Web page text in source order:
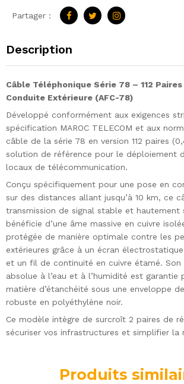
Partager :
Description
Câble Téléphonique Série 78 – 112
Conduite Extérieure (AFC-78)
Développé conformément aux exigences
spécification MAROC TELECOM et aux
câble de la série 78 en version 112 paires
solution de référence pour le déploiement
locaux de télécommunication.
Conçu spécifiquement pour une pose en
sur des distances allant jusqu’à 10 km, ce
transmission de signal stable et hautement
bénéficie d’une âme massive en cuivre
protégée de manière optimale contre les
extérieures grâce à un écran électrostatique
et un fil de continuité en cuivre étamé. Son
absolue à l’eau et à l’humidité est garantie
matière d’étanchéité sous une enveloppe
robuste en polyéthylène noir.
Ce modèle intègre de surcroît 2 paires de
sécuriser vos infrastructures et simplifier la
Produits